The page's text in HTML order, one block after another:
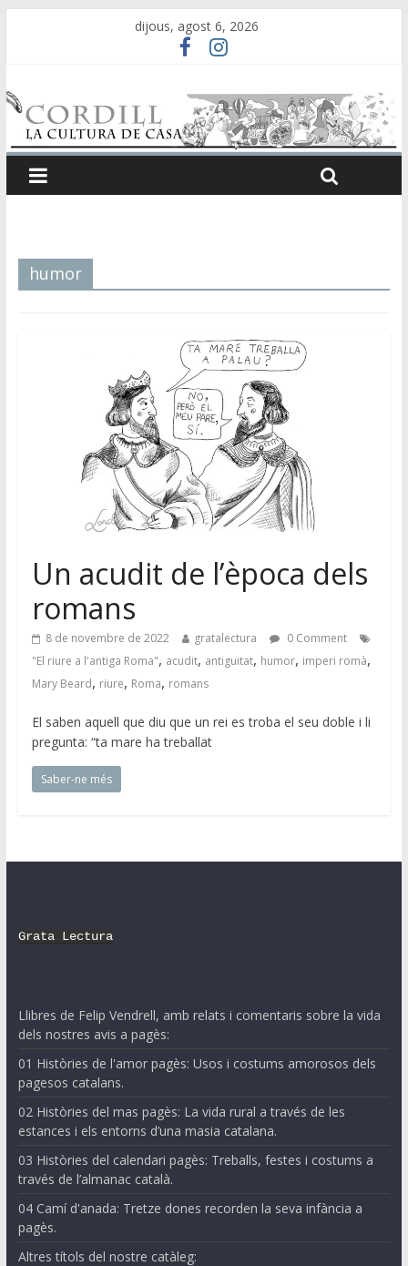
dijous, agost 6, 2026
humor
Un acudit de l’època dels
romans
8 de novembre de 2022 gratalectura
0 Comment
"El riure a l'antiga Roma", acudit, antiguitat, humor, imperi romà,
Mary Beard, riure, Roma, romans
El saben aquell que diu que un rei es troba el seu doble i li
pregunta: “ta mare ha treballat
Saber-ne més
Grata Lectura
Llibres de Felip Vendrell, amb relats i comentaris sobre la vida
dels nostres avis a pagès:
01 Històries de l'amor pagès: Usos i costums amorosos dels
pagesos catalans.
02 Històries del mas pagès: La vida rural a través de les
estances i els entorns d’una masia catalana.
03 Històries del calendari pagès: Treballs, festes i costums a
través de l’almanac català.
04 Camí d'anada: Tretze dones recorden la seva infància a
pagès.
Altres títols del nostre catàleg: